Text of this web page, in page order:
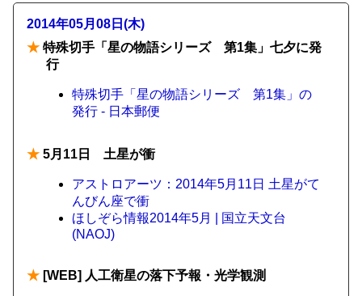
2014年05月08日(木)
★ 特殊切手「星の物語シリーズ 第1集」七夕に発
行
特殊切手「星の物語シリーズ 第1集」の
発行 - 日本郵便
★ 5月11日 土星が衝
アストロアーツ：2014年5月11日 土星がて
んびん座で衝
ほしぞら情報2014年5月 | 国立天文台
(NAOJ)
★ [WEB] 人工衛星の落下予報・光学観測